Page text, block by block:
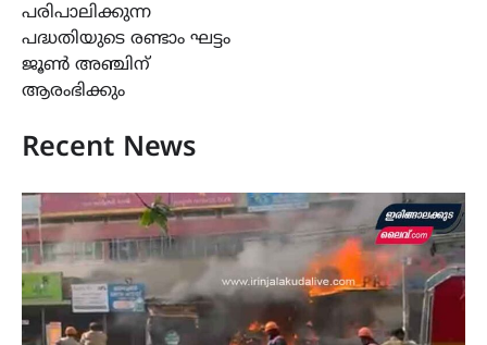
പരിപാലിക്കുന്ന
പദ്ധതിയുടെ രണ്ടാം ഘട്ടം
ജൂൺ അഞ്ചിന്
ആരംഭിക്കും
Recent News